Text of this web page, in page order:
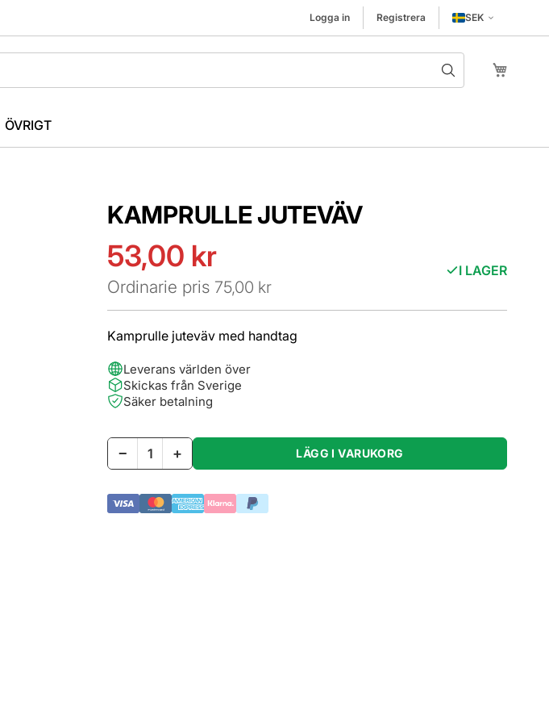
Logga in Registrera SEK
Min
ÖVRIGT
KAMPRULLE JUTEVÄV
Specialpris
53,00 kr
Ordinarie pris 75,00 kr
I LAGER
Kamprulle juteväv med handtag
Leverans världen över
Skickas från Sverige
Säker betalning
− + LÄGG I VARUKORG